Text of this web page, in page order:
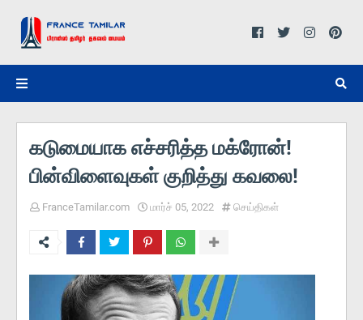
கடுமையாக எச்சரித்த மக்ரோன்!
பின்விளைவுகள் குறித்து கவலை!
FranceTamilar.com மார்ச் 05, 2022 செய்திகள்